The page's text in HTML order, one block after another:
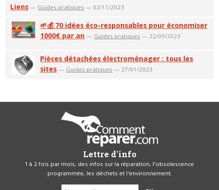
Liens — Guides pratiques — 02/11/2023
🌱💰 70 idées éco-responsables pour économiser
1000€ par an — Guides pratiques — 22/09/2023
Pièces détachées électroménager : tous les
sites — Guides pratiques — 27/01/2023
Lettre d'info
1 à 2 fois par mois, des infos sur la réparation, l'obsolescence
programmée, les déchets et l'environnement.